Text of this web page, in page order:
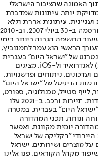
האמונה שהציבור הישראלי
יותר. עיתונות שמדברת
עיתונות אחרת וללא
תשלום. המהדורה המודפסת הראשונה פורסמה ב-30 ביולי 2007, וב-2010
החשיפה הגבוה ביותר בימי
הראשי הוא עמר לחמנוביץ,
של "ישראל היום" בעברית
ובאנגלית, כמו כן היישומונים (אפליקציות) לאנדרואיד ול-iOS, מציגים
ניתוחים ופרשנויות,
הדיגיטל של "ישראל היום"
לייף סטייל, טכנולוגיה, ספורט,
כלכלה וצרכנות, בריאות, חיילים, אוכל, יהדות, תיירות ורכב. ב-2021 עלו
היום" בעברית, במטרה
ונוחה. תכני המהדורה
יומית מקוונת, ואפשר
"הקליקה של ישראל
על מוצרים ושירותים. ישראל
מקהל הקוראים. פנו אלינו